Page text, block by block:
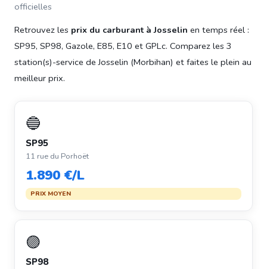
officielles
Retrouvez les prix du carburant à Josselin en temps réel :
SP95, SP98, Gazole, E85, E10 et GPLc. Comparez les 3
station(s)-service de Josselin (Morbihan) et faites le plein au
meilleur prix.
🔵
SP95
11 rue du Porhoët
1.890 €/L
PRIX MOYEN
🟣
SP98